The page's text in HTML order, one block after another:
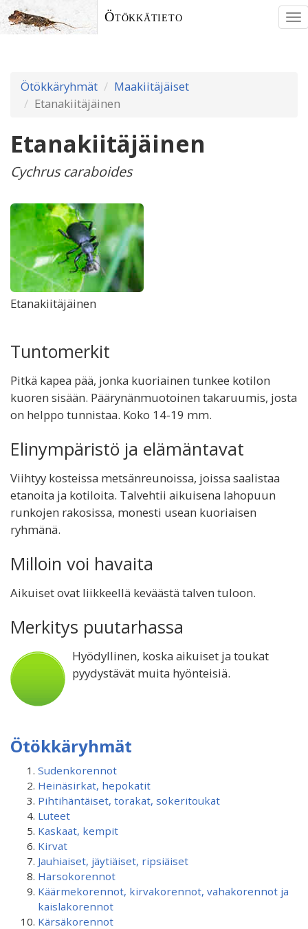
Ötökkätieto
Ötökkäryhmät
Maakiitäjäiset
Etanakiitäjäinen
Etanakiitäjäinen
Cychrus caraboides
Etanakiitäjäinen
Tuntomerkit
Pitkä kapea pää, jonka kuoriainen tunkee kotilon
kuoren sisään. Päärynänmuotoinen takaruumis, josta
on helppo tunnistaa. Koko 14-19 mm.
Elinympäristö ja elämäntavat
Viihtyy kosteissa metsänreunoissa, joissa saalistaa
etanoita ja kotiloita. Talvehtii aikuisena lahopuun
runkojen rakosissa, monesti usean kuoriaisen
ryhmänä.
Milloin voi havaita
Aikuiset ovat liikkeellä keväästä talven tuloon.
Merkitys puutarhassa
Hyödyllinen, koska aikuiset ja toukat
pyydystävät muita hyönteisiä.
Ötökkäryhmät
Sudenkorennot
Heinäsirkat, hepokatit
Pihtihäntäiset, torakat, sokeritoukat
Luteet
Kaskaat, kempit
Kirvat
Jauhiaiset, jäytiäiset, ripsiäiset
Harsokorennot
Käärmekorennot, kirvakorennot, vahakorennot ja
kaislakorennot
Kärsäkorennot